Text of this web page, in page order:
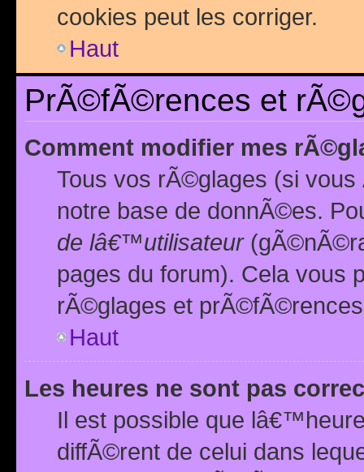
cookies peut les corriger.
Haut
PrÃ©fÃ©rences et
Comment modifier mes
Tous vos rÃ©glages (si
notre base de donnÃ©es.
de lâ€™utilisateur
pages du forum). Cela vous
rÃ©glages et
Haut
Les heures ne sont pas
Il est possible que
diffÃ©rent de celui dans